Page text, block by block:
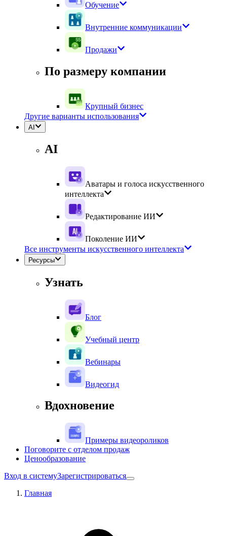
Обучение
Внутренние коммуникации
Продажи
По размеру компании
Крупный бизнес
Другие варианты использования
AI
AI
Аватары и голоса искусственного
интеллекта
Редактирование ИИ
Поколение ИИ
Все инструменты искусственного интеллекта
Ресурсы
Узнать
Блог
Учебный центр
Вебинары
Видеогид
Вдохновение
Примеры видеороликов
Поговорите с отделом продаж
Ценообразование
Вход в системуЗарегистрироваться
Главная